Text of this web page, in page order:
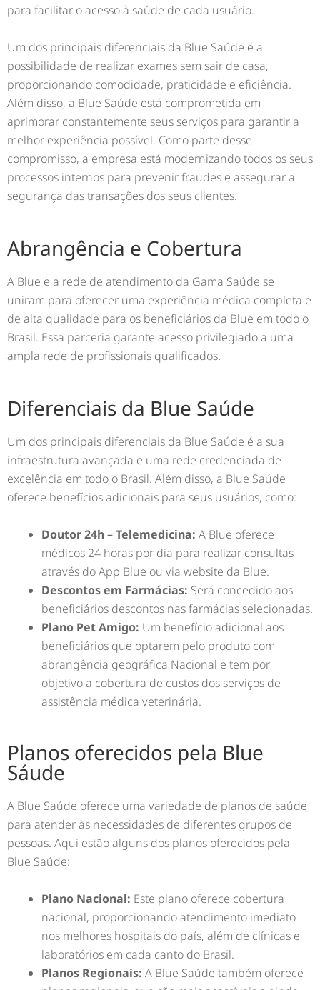
para facilitar o acesso à saúde de cada usuário.
Um dos principais diferenciais da Blue Saúde é a
possibilidade de realizar exames sem sair de casa,
proporcionando comodidade, praticidade e eficiência.
Além disso, a Blue Saúde está comprometida em
aprimorar constantemente seus serviços para garantir a
melhor experiência possível. Como parte desse
compromisso, a empresa está modernizando todos os seus
processos internos para prevenir fraudes e assegurar a
segurança das transações dos seus clientes.
Abrangência e Cobertura
A Blue e a rede de atendimento da Gama Saúde se
uniram para oferecer uma experiência médica completa e
de alta qualidade para os beneficiários da Blue em todo o
Brasil. Essa parceria garante acesso privilegiado a uma
ampla rede de profissionais qualificados.
Diferenciais da Blue Saúde
Um dos principais diferenciais da Blue Saúde é a sua
infraestrutura avançada e uma rede credenciada de
excelência em todo o Brasil. Além disso, a Blue Saúde
oferece benefícios adicionais para seus usuários, como:
Doutor 24h – Telemedicina: A Blue oferece
médicos 24 horas por dia para realizar consultas
através do App Blue ou via website da Blue.
Descontos em Farmácias: Será concedido aos
beneficiários descontos nas farmácias selecionadas.
Plano Pet Amigo: Um benefício adicional aos
beneficiários que optarem pelo produto com
abrangência geográfica Nacional e tem por
objetivo a cobertura de custos dos serviços de
assistência médica veterinária.
Planos oferecidos pela Blue
Sáude
A Blue Saúde oferece uma variedade de planos de saúde
para atender às necessidades de diferentes grupos de
pessoas. Aqui estão alguns dos planos oferecidos pela
Blue Saúde:
Plano Nacional: Este plano oferece cobertura
nacional, proporcionando atendimento imediato
nos melhores hospitais do país, além de clínicas e
laboratórios em cada canto do Brasil.
Planos Regionais: A Blue Saúde também oferece